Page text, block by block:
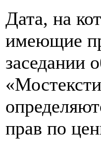
Дата, на
имеющие
заседании
прав по